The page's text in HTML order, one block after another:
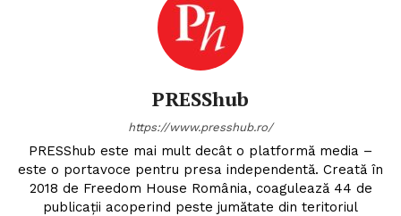
PRESShub
https://www.presshub.ro/
PRESShub este mai mult decât o platformă media –
este o portavoce pentru presa independentă. Creată în
2018 de Freedom House România, coagulează 44 de
publicații acoperind peste jumătate din teritoriul